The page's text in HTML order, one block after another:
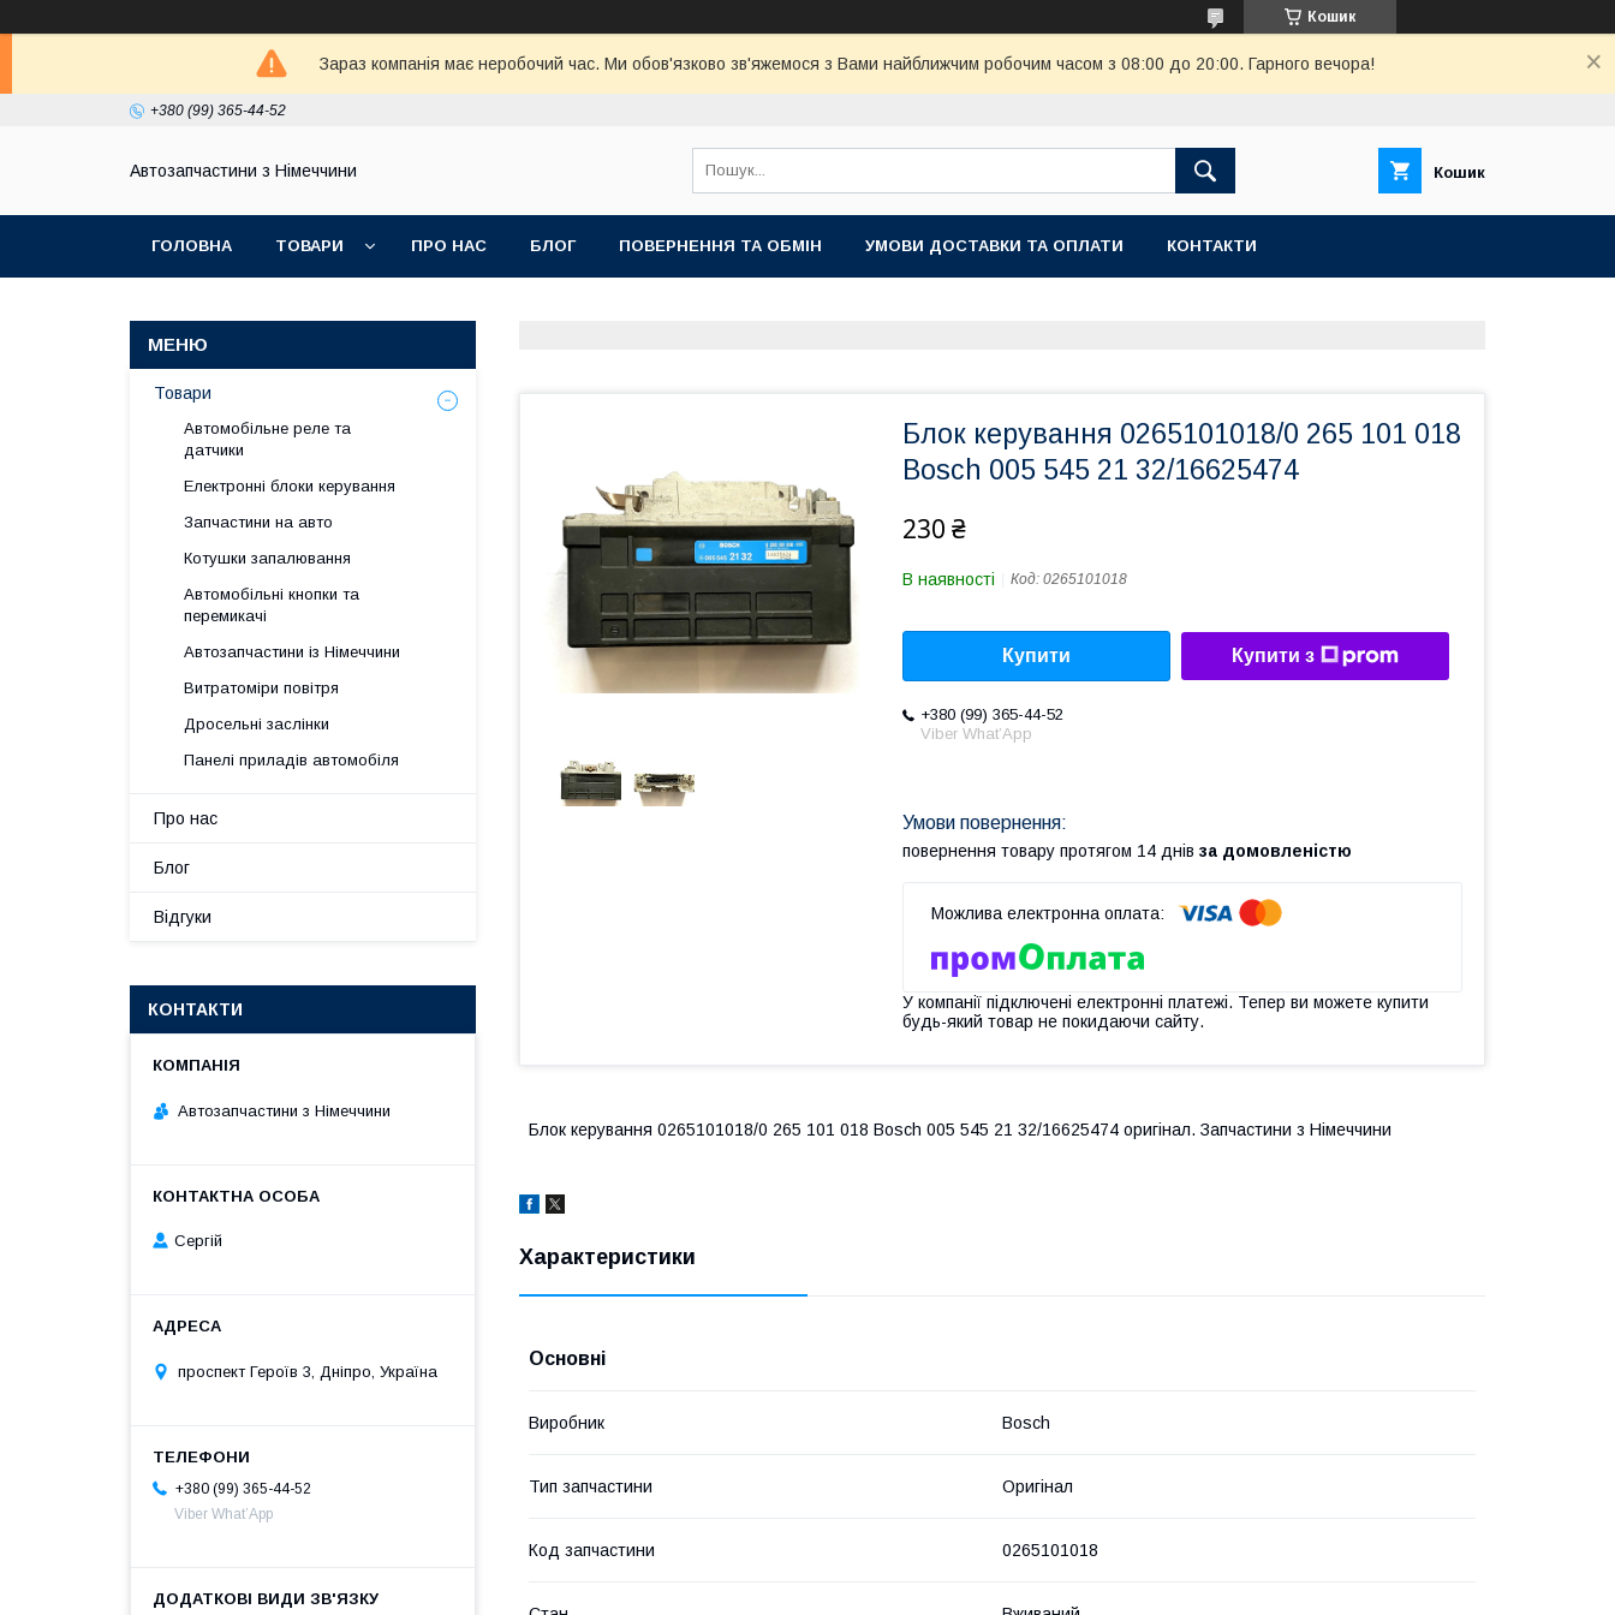
Кошик
Зараз компанія має неробочий час. Ми обов'язково зв'яжемося з Вами найближчим робочим часом з 08:00 до 20:00. Гарного вечора!
+380 (99) 365-44-52
Автозапчастини з Німеччини Кошик
ГОЛОВНА ТОВАРИ ПРО НАС БЛОГ ПОВЕРНЕННЯ ТА ОБМІН УМОВИ ДОСТАВКИ ТА ОПЛАТИ КОНТАКТИ
Блок керування 0265101018/0 265 101 018
Bosch 005 545 21 32/16625474
230 ₴
В наявності Код: 0265101018
Купити Купити з
+380 (99) 365-44-52
Viber What’App
повернення товару протягом 14 днів за домовленістю
У компанії підключені електронні платежі. Тепер ви можете купити
будь-який товар не покидаючи сайту.
Блок керування 0265101018/0 265 101 018 Bosch 005 545 21 32/16625474 оригінал. Запчастини з Німеччини
Характеристики
Основні
Виробник Bosch
Тип запчастини Оригінал
Код запчастини 0265101018
Товари
Автомобільне реле та
датчики
Електронні блоки керування
Запчастини на авто
Котушки запалювання
Автомобільні кнопки та
перемикачі
Автозапчастини із Німеччини
Витратоміри повітря
Дросельні заслінки
Панелі приладів автомобіля
Про нас
Блог
Відгуки
КОНТАКТИ
Автозапчастини з Німеччини
Сергій
проспект Героїв 3, Дніпро, Україна
+380 (99) 365-44-52
Viber What’App